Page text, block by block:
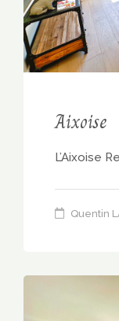
Aixoise
L’Aixoise
Quentin